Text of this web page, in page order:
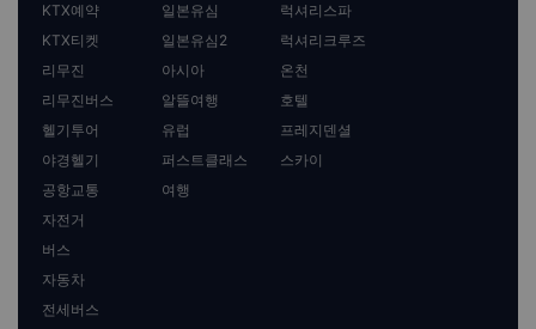
KTX예약
KTX티켓
리무진
리무진버스
헬기투어
야경헬기
공항교통
자전거
버스
자동차
전세버스
일본유심
일본유심2
아시아
알뜰여행
유럽
퍼스트클래스
여행
럭셔리스파
럭셔리크루즈
온천
호텔
프레지덴셜
스카이